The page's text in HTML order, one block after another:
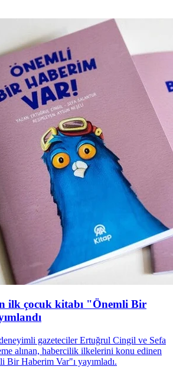
ilk çocuk kitabı "Önemli Bir
gazeteciler Ertuğrul Cingil ve Sefa
alınan, habercilik ilkelerini konu edinen
Bir Haberim Var"ı yayımladı.